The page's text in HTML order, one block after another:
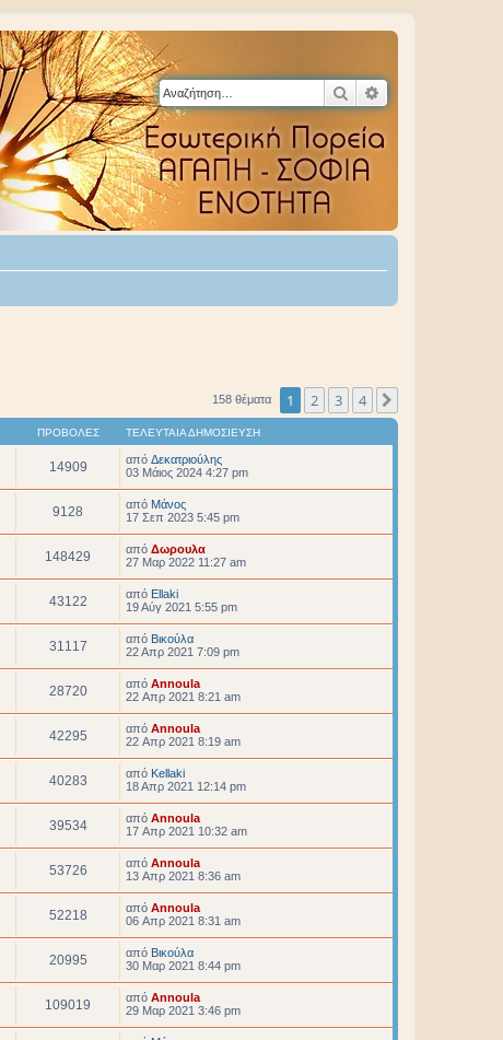
Αναζήτηση
158 θέματα 1 2 3 4
ΠΡΟΒΟΛΈΣ ΤΕΛΕΥΤΑΊΑ ΔΗΜΟΣΊΕΥΣΗ
14909 από Δεκατριούλης
03 Μάιος 2024 4:27 pm
9128 από Μάνος
17 Σεπ 2023 5:45 pm
148429 από Δωρουλα
27 Μαρ 2022 11:27 am
43122 από Ellaki
19 Αύγ 2021 5:55 pm
31117 από Βικούλα
22 Απρ 2021 7:09 pm
28720 από Annoula
22 Απρ 2021 8:21 am
42295 από Annoula
22 Απρ 2021 8:19 am
40283 από Kellaki
18 Απρ 2021 12:14 pm
39534 από Annoula
17 Απρ 2021 10:32 am
53726 από Annoula
13 Απρ 2021 8:36 am
52218 από Annoula
06 Απρ 2021 8:31 am
20995 από Βικούλα
30 Μαρ 2021 8:44 pm
109019 από Annoula
29 Μαρ 2021 3:46 pm